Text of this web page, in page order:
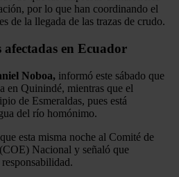
por lo que han coordinando el
de la llegada de las trazas de crudo.
en Ecuador
Noboa, informó este sábado que
en Quinindé, mientras que el
de Esmeraldas, pues está
del río homónimo.
esta misma noche al Comité de
Nacional y señaló que